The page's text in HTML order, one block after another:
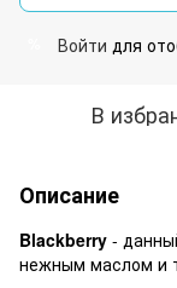
Войти для
В
Описание
Blackberry -
нежным маслом и